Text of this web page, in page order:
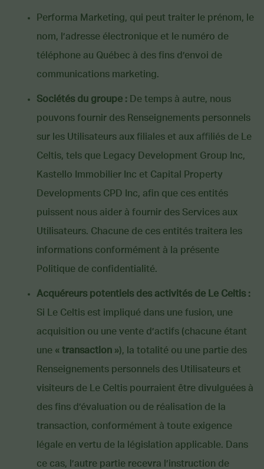
Performa Marketing, qui peut traiter le prénom, le
nom, l’adresse électronique et le numéro de
téléphone au Québec à des fins d’envoi de
communications marketing.
Sociétés du groupe : De temps à autre, nous
pouvons fournir des Renseignements personnels
sur les Utilisateurs aux filiales et aux aﬃliés de Le
Celtis, tels que Legacy Development Group Inc,
Kastello Immobilier Inc et Capital Property
Developments CPD Inc, afin que ces entités
puissent nous aider à fournir des Services aux
Utilisateurs. Chacune de ces entités traitera les
informations conformément à la présente
Politique de confidentialité.
Acquéreurs potentiels des activités de Le Celtis :
Si Le Celtis est impliqué dans une fusion, une
acquisition ou une vente d’actifs (chacune étant
une « transaction»), la totalité ou une partie des
Renseignements personnels des Utilisateurs et
visiteurs de Le Celtis pourraient être divulguées à
des fins d’évaluation ou de réalisation de la
transaction, conformément à toute exigence
légale en vertu de la législation applicable. Dans
ce cas, l’autre partie recevra l’instruction de